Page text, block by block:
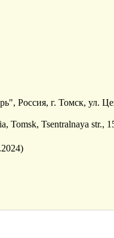
Россия, г. Томск, ул.
Tomsk, Tsentralnaya str.,